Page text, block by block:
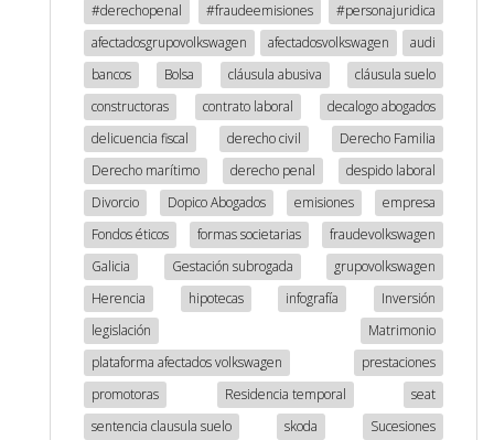
#derechopenal #fraudeemisiones
#personajuridica
afectadosgrupovolkswagen
afectadosvolkswagen
audi
bancos
Bolsa cláusula abusiva
cláusula suelo
constructoras
contrato laboral
decalogo abogados
delicuencia fiscal
derecho civil
Derecho Familia
Derecho marítimo
derecho penal
despido laboral
Divorcio
Dopico Abogados emisiones
empresa
Fondos éticos
formas societarias
fraudevolkswagen
Galicia
Gestación subrogada
grupovolkswagen
Herencia
hipotecas infografía
Inversión
legislación
Matrimonio
plataforma afectados volkswagen
prestaciones
promotoras
Residencia temporal
seat
sentencia clausula suelo
skoda Sucesiones